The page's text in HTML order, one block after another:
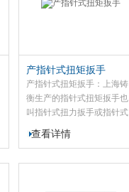
产指针式扭矩扳手
产指针式扭矩扳手：上海铸
衡生产的指针式扭矩扳手也
叫指针式扭力扳手或指针式
力矩扳手。本款指针式扭矩
扳具有读数直观；双向扭矩
查看详情